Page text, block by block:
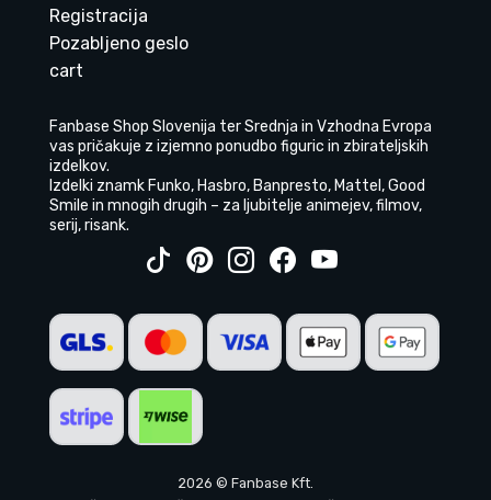
Registracija
Pozabljeno geslo
cart
Fanbase Shop Slovenija ter Srednja in Vzhodna Evropa
vas pričakuje z izjemno ponudbo figuric in zbirateljskih
izdelkov.
Izdelki znamk Funko, Hasbro, Banpresto, Mattel, Good
Smile in mnogih drugih – za ljubitelje animejev, filmov,
serij, risank.
2026 © Fanbase Kft.